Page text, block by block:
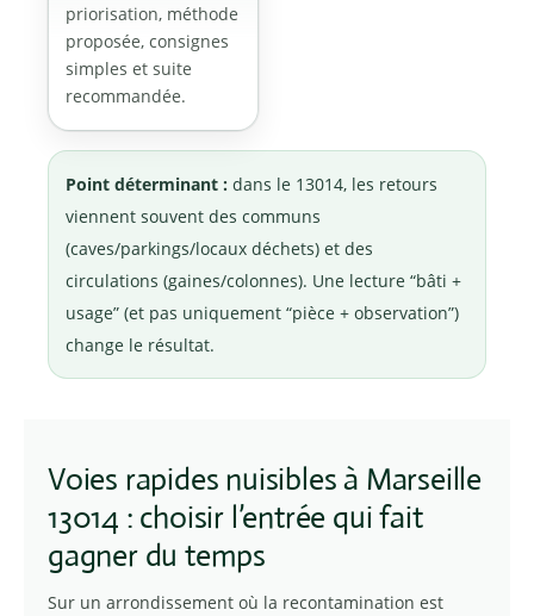
priorisation, méthode
proposée, consignes
simples et suite
recommandée.
Point déterminant : dans le 13014, les retours
viennent souvent des communs
(caves/parkings/locaux déchets) et des
circulations (gaines/colonnes). Une lecture “bâti +
usage” (et pas uniquement “pièce + observation”)
change le résultat.
Voies rapides nuisibles à Marseille
13014 : choisir l’entrée qui fait
gagner du temps
Sur un arrondissement où la recontamination est